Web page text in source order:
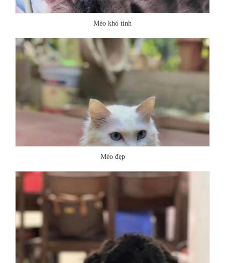
Mèo khó tính
Mèo đẹp